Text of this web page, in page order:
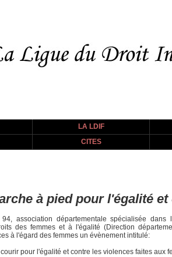
LA LDIF
CITES
à pied pour l'égalité
94, association départementale spécialisée
des femmes et à l'égalité (Direction
à l'égard des femmes un évènement intitulé:
pour l'égalité et contre les violences faites aux